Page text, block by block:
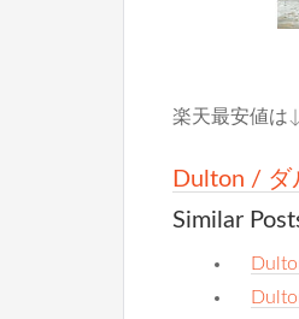
楽天最安値は
Dulton / ダ
Similar